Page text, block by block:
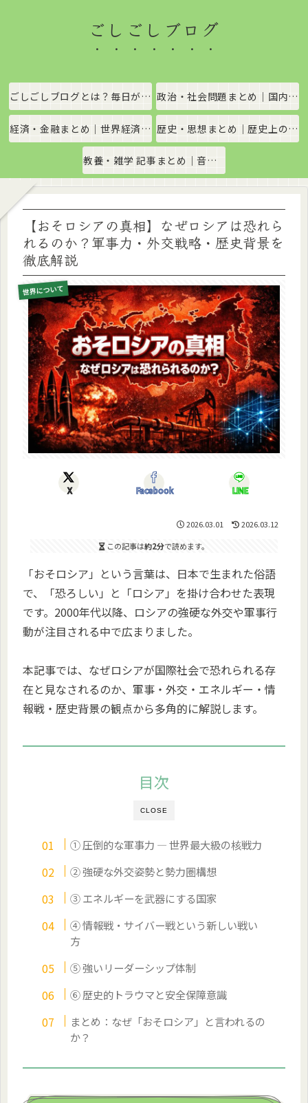
ごしごしブログ
ごしごしブログとは？毎日がちょっと楽しくなる情報発信サイト 政治・社会問題まとめ｜国内政治・国際情勢をわかりやすく解説
経済・金融まとめ｜世界経済・金融市場をわかりやすく解説 歴史・思想まとめ｜歴史上の出来事や思想・哲学をわかりやすく解説
教養・雑学 記事まとめ｜音楽、科学、社会の豆知識をわかりやすく解説
【おそロシアの真相】なぜロシアは恐れら
れるのか？軍事力・外交戦略・歴史背景を
徹底解説
世界について
X Facebook LINE
2026.03.01
2026.03.12
この記事は約2分で読めます。
「おそロシア」という言葉は、日本で生まれた俗語
で、「恐ろしい」と「ロシア」を掛け合わせた表現
です。2000年代以降、ロシアの強硬な外交や軍事行
動が注目される中で広まりました。
本記事では、なぜロシアが国際社会で恐れられる存
在と見なされるのか、軍事・外交・エネルギー・情
報戦・歴史背景の観点から多角的に解説します。
CLOSE
目次
① 圧倒的な軍事力 ― 世界最大級の核戦力
② 強硬な外交姿勢と勢力圏構想
③ エネルギーを武器にする国家
④ 情報戦・サイバー戦という新しい戦い
方
⑤ 強いリーダーシップ体制
⑥ 歴史的トラウマと安全保障意識
まとめ：なぜ「おそロシア」と言われるの
か？